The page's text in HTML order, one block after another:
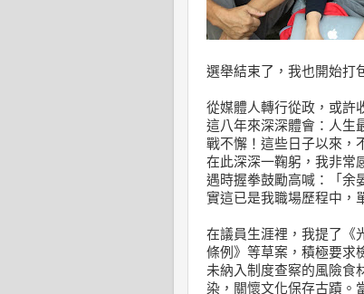
選舉結束了，我也開始打
從媒體人轉行從政，或許
這八年來深深體會：人生
戰不懈！這些日子以來，
在此深深一鞠躬，我非常
遇時握拳鼓勵高喊：「余
實這已是我職場歷程中，
在議員生涯裡，我提了《
條例》等草案，積極要求
未納入制度查察的風險食
染，關懷文化保存古蹟。